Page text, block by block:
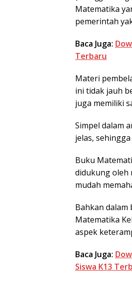
Matematika
pemerintah
Baca Juga:
Terbaru
Materi
ini tidak jauh
juga memiliki
Simpel dalam
jelas,
Buku
didukung oleh
mudah
Bahkan
Matematika
aspek
Baca Juga:
Siswa K13